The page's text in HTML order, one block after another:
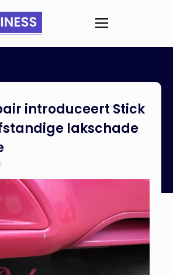
reparatie
introduceert Stick
lakschade